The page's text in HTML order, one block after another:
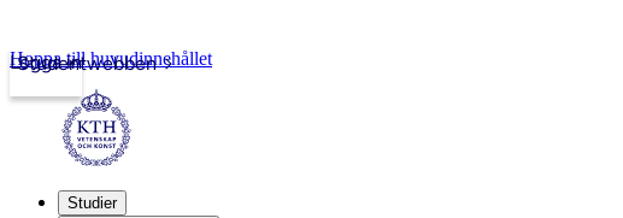
Studentwebben
Logga in
Hoppa till huvudinnehållet
Studier